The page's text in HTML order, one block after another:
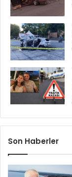
Son Haberler